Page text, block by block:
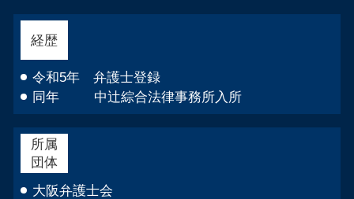
経歴
令和5年 弁護士登録
同年 中辻綜合法律事務所入所
所属
団体
大阪弁護士会